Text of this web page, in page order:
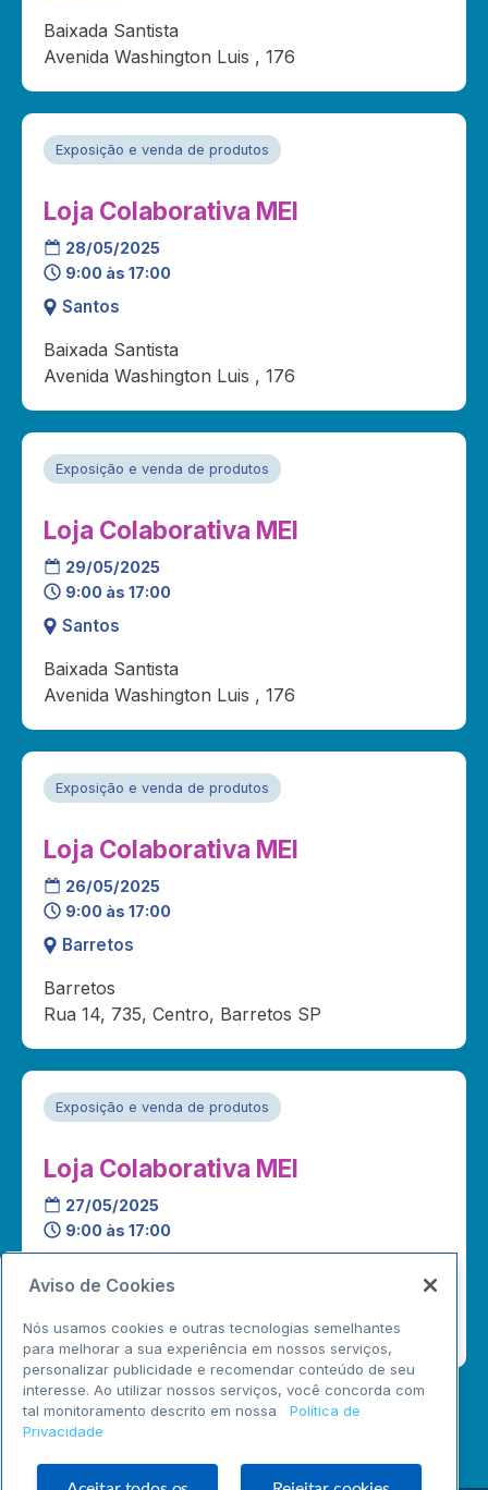
Baixada Santista
Avenida Washington Luis , 176
Exposição e venda de produtos
Loja Colaborativa MEI
28/05/2025
9:00 às 17:00
Santos
Baixada Santista
Avenida Washington Luis , 176
Exposição e venda de produtos
Loja Colaborativa MEI
29/05/2025
9:00 às 17:00
Santos
Baixada Santista
Avenida Washington Luis , 176
Exposição e venda de produtos
Loja Colaborativa MEI
26/05/2025
9:00 às 17:00
Barretos
Barretos
Rua 14, 735, Centro, Barretos SP
Exposição e venda de produtos
Loja Colaborativa MEI
27/05/2025
9:00 às 17:00
Rua 14, 735, Centro, Barretos SP
1
Aviso de Cookies
Nós usamos cookies e outras tecnologias semelhantes
para melhorar a sua experiência em nossos serviços,
personalizar publicidade e recomendar conteúdo de seu
interesse. Ao utilizar nossos serviços, você concorda com
tal monitoramento descrito em nossa
Política de
Privacidade